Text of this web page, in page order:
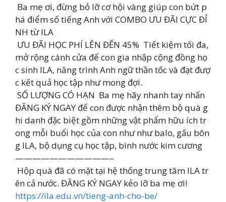
Ba mẹ ơi, đừng bỏ lỡ cơ hội vàng giúp con bứt p
há điểm số tiếng Anh với COMBO ƯU ĐÃI CỰC ĐỈ
NH từ ILA
ƯU ĐÃI HỌC PHÍ LÊN ĐẾN 45% Tiết kiệm tối đa,
mở rộng cánh cửa để con gia nhập cộng đồng họ
c sinh ILA, nâng trình Anh ngữ thần tốc và đạt đượ
c kết quả học tập như mong đợi.
SỐ LƯỢNG CÓ HẠN Ba mẹ hãy nhanh tay nhấn
ĐĂNG KÝ NGAY để con được nhận thêm bộ quà g
hi danh đặc biệt gồm những vật phẩm hữu ích tr
ong mỗi buổi học của con như như balo, gấu bôn
g ILA, bộ dụng cụ học tập, bình nước kim cương
———————————–
Hộp quà đã có mặt tại hệ thống trung tâm ILA tr
ên cả nước. ĐĂNG KÝ NGAY kẻo lỡ ba mẹ ơi!
https://ila.edu.vn/tieng-anh-cho-be/